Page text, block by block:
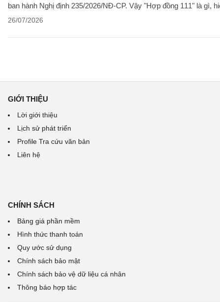
ban hành Nghị định 235/2026/NĐ-CP. Vậy "Hợp đồng 111" là
26/07/2026
GIỚI THIỆU
Lời giới thiệu
Lịch sử phát triển
Profile Tra cứu văn bản
Liên hệ
CHÍNH SÁCH
Bảng giá phần mềm
Hình thức thanh toán
Quy ước sử dụng
Chính sách bảo mật
Chính sách bảo vệ dữ liệu cá nhân
Thông báo hợp tác